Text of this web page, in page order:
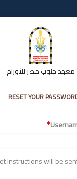
معهد جنوب مصر للأورام
RESET YOUR
instructions will be